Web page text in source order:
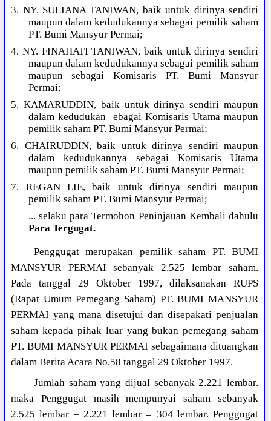
3. NY. SULIANA TANIWAN, baik untuk dirinya sendiri
maupun dalam kedudukannya sebagai pemilik saham
PT. Bumi Mansyur Permai;
4. NY. FINAHATI TANIWAN, baik untuk dirinya sendiri
maupun dalam kedudukannya sebagai pemilik saham
maupun sebagai Komisaris PT. Bumi Mansyur
Permai;
5. KAMARUDDIN, baik untuk dirinya sendiri maupun
dalam kedudukan ebagai Komisaris Utama maupun
pemilik saham PT. Bumi Mansyur Permai;
6. CHAIRUDDIN, baik untuk dirinya sendiri maupun
dalam kedudukannya sebagai Komisaris Utama
maupun pemilik saham PT. Bumi Mansyur Permai;
7. REGAN LIE, baik untuk dirinya sendiri maupun
pemilik saham PT. Bumi Mansyur Permai;
... selaku para Termohon Peninjauan Kembali dahulu
Para Tergugat.
Penggugat merupakan pemilik saham PT. BUMI
MANSYUR PERMAI sebanyak 2.525 lembar saham.
Pada tanggal 29 Oktober 1997, dilaksanakan RUPS
(Rapat Umum Pemegang Saham) PT. BUMI MANSYUR
PERMAI yang mana disetujui dan disepakati penjualan
saham kepada pihak luar yang bukan pemegang saham
PT. BUMI MANSYUR PERMAI sebagaimana dituangkan
dalam Berita Acara No.58 tanggal 29 Oktober 1997.
Jumlah saham yang dijual sebanyak 2.221 lembar.
maka Penggugat masih mempunyai saham sebanyak
2.525 lembar – 2.221 lembar = 304 lembar. Penggugat